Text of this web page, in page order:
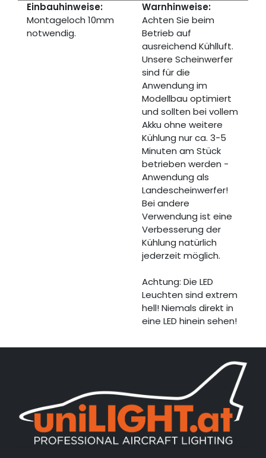
Einbauhinweise:
Montageloch 10mm
notwendig.
Warnhinweise:
Achten Sie beim
Betrieb auf
ausreichend Kühlluft.
Unsere Scheinwerfer
sind für die
Anwendung im
Modellbau optimiert
und sollten bei vollem
Akku ohne weitere
Kühlung nur ca. 3-5
Minuten am Stück
betrieben werden -
Anwendung als
Landescheinwerfer!
Bei andere
Verwendung ist eine
Verbesserung der
Kühlung natürlich
jederzeit möglich.
Achtung: Die LED
Leuchten sind extrem
hell! Niemals direkt in
eine LED hinein sehen!